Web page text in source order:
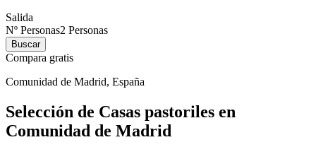
Salida
Nº Personas2 Personas
Buscar
Compara gratis
Comunidad de Madrid, España
Selección de Casas pastoriles en
Comunidad de Madrid